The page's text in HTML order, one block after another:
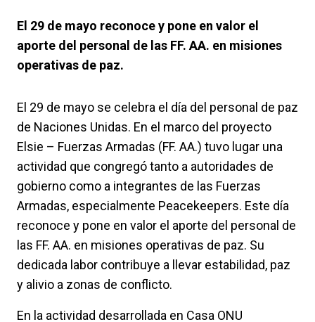
El 29 de mayo reconoce y pone en valor el
aporte del personal de las FF. AA. en misiones
operativas de paz.
El 29 de mayo se celebra el día del personal de paz
de Naciones Unidas. En el marco del proyecto
Elsie – Fuerzas Armadas (FF. AA.) tuvo lugar una
actividad que congregó tanto a autoridades de
gobierno como a integrantes de las Fuerzas
Armadas, especialmente Peacekeepers. Este día
reconoce y pone en valor el aporte del personal de
las FF. AA. en misiones operativas de paz. Su
dedicada labor contribuye a llevar estabilidad, paz
y alivio a zonas de conflicto.
En la actividad desarrollada en Casa ONU